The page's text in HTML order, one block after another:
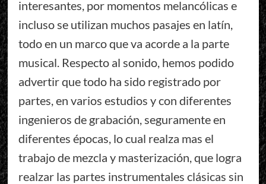
interesantes, por momentos melancólicas e
incluso se utilizan muchos pasajes en latín,
todo en un marco que va acorde a la parte
musical. Respecto al sonido, hemos podido
advertir que todo ha sido registrado por
partes, en varios estudios y con diferentes
ingenieros de grabación, seguramente en
diferentes épocas, lo cual realza mas el
trabajo de mezcla y masterización, que logra
realzar las partes instrumentales clásicas sin